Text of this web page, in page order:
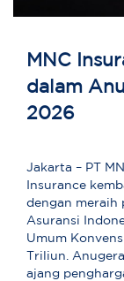
MNC
dalam
2026
Jakarta – PT
Insurance
dengan meraih
Asuransi
Umum
Triliun.
ajang